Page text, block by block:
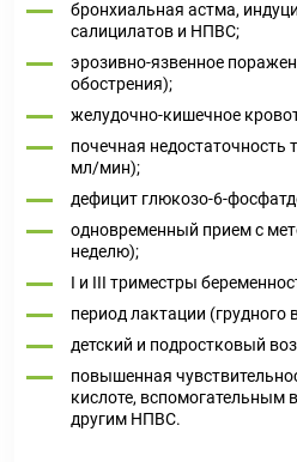
бронхиальная астма,
салицилатов и НПВС;
эрозивно-язвенное
обострения);
желудочно-кишечное
почечная недостаточность
мл/мин);
дефицит глюкозо-6-
одновременный прием с
неделю);
I и III триместры
период лактации (грудного
детский и подростковый
повышенная
кислоте, вспомогательным
другим НПВС.